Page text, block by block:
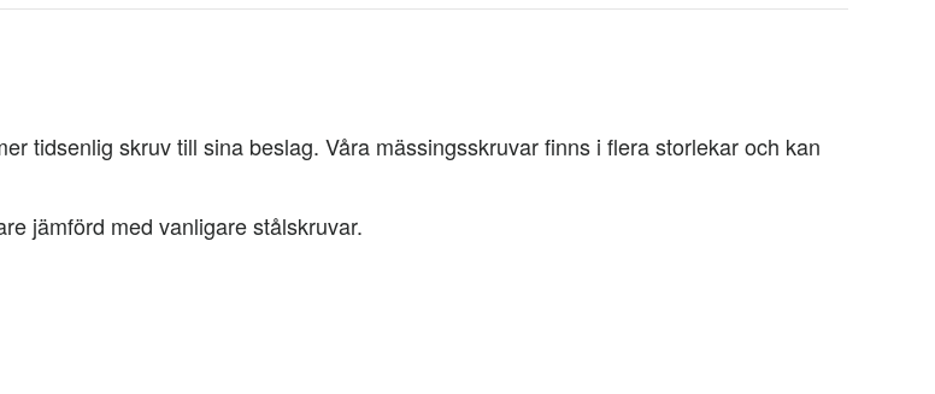
tidsenlig skruv till sina beslag. Våra mässingsskruvar finns i flera storlekar och kan
jämförd med vanligare stålskruvar.